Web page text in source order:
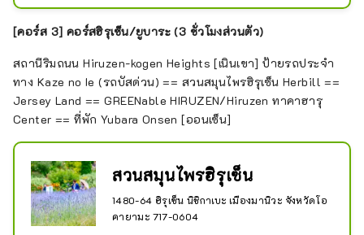
สิ่งที่ได้รับความนิยมอีกอย่างคือ
``อาหารกลางวันที่โรงเรียนแห่งความ
พงศาวดารอันยิ่งใหญ่ของญี่ปุ่น'' ซึ่ง
เขียนขึ้นในสมัยเฮอัน จากความยาว
ประมาณ 300 ม. เปิดให้บุคคลทั่วไปเข้า
ชมเป็นถ้ำท่องเที่ยว คุณจะตื่นตาตื่นใจ
กับทิวทัศน์ที่มีชีวิตชีวา รวมถึง ``เจดีย์ห้า
ชั้น'' ซึ่งว่ากันว่าสูงที่สุดในญี่ปุ่นและ
ประกอบด้วยหินย้อย 22 ชั้น และหินงอก
ขนาดใหญ่ ``เคาไน ฟูจิ'' สูง 3 เมตร
เส้นผ่านศูนย์กลาง 5 เมตร อุณหภูมิ
ภายในถ้ำอยู่ที่ 9 องศาตลอดทั้งปี ทำให้
เป็นจุดที่เย็นสบายในฤดูร้อนและอบอุ่น
[คอร์ส 3] คอร์สฮิรุเซ็น/ยูบาระ (3 ชั่วโมงส่วนตัว)
สถานีริมถนน Hiruzen-kogen Heights [เนินเขา] ป้ายรถประจำ
ทาง Kaze no Ie (รถบัสด่วน) == สวนสมุนไพรฮิรุเซ็น Herbill ==
Jersey Land == GREENable HIRUZEN/Hiruzen ทาคาฮารุ
Center == ที่พัก Yubara Onsen [ออนเซ็น]
สวนสมุนไพรฮิรุเซ็น
1480-64 ฮิรุเซ็น นิชิกาเบะ เมืองมานิวะ จังหวัดโอ
คายามะ 717-0604